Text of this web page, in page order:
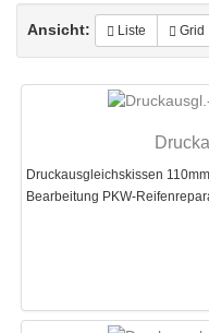
Ansicht: Liste Grid
Druckausgleichskissen
Bearbeitung PKW-